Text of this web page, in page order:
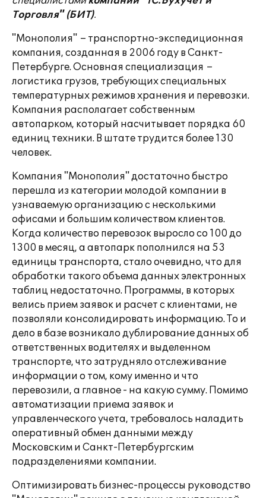
Торговля" (БИТ).
"Монополия" – транспортно-экспедиционная
компания, созданная в 2006 году в Санкт-
Петербурге. Основная специализация –
логистика грузов, требующих специальных
температурных режимов хранения и перевозки.
Компания располагает собственным
автопарком, который насчитывает порядка 60
единиц техники. В штате трудится более 130
человек.
Компания "Монополия" достаточно быстро
перешла из категории молодой компании в
узнаваемую организацию с несколькими
офисами и большим количеством клиентов.
Когда количество перевозок выросло со 100 до
1300 в месяц, а автопарк пополнился на 53
единицы транспорта, стало очевидно, что для
обработки такого объема данных электронных
таблиц недостаточно. Программы, в которых
велись прием заявок и расчет с клиентами, не
позволяли консолидировать информацию. То и
дело в базе возникало дублирование данных об
ответственных водителях и выделенном
транспорте, что затрудняло отслеживание
информации о том, кому именно и что
перевозили, а главное - на какую сумму. Помимо
автоматизации приема заявок и
управленческого учета, требовалось наладить
оперативный обмен данными между
Московским и Санкт-Петербургским
подразделениями компании.
Оптимизировать бизнес-процессы руководство